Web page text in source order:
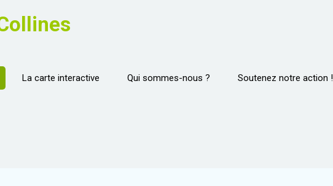
La carte interactive Qui sommes-nous ? Soutenez notre action !